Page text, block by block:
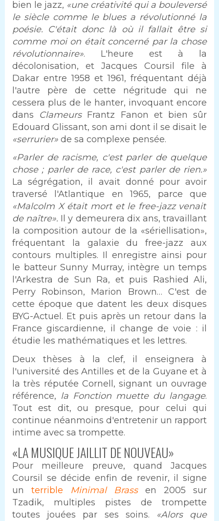
bien le jazz, «une créativité qui a bouleversé
le siècle comme le blues a révolutionné la
poésie. C'était donc là où il fallait être si
comme moi on était concerné par la chose
révolutionnaire». L'heure est à la
décolonisation, et Jacques Coursil file à
Dakar entre 1958 et 1961, fréquentant déjà
l'autre père de cette négritude qui ne
cessera plus de le hanter, invoquant encore
dans ClameursFrantz Fanon et bien sûr
Edouard Glissant, son ami dont il se disait le
«serrurier» de sa complexe pensée.
«Parler de racisme, c'est parler de quelque
chose ; parler de race, c'est parler de rien.»
La ségrégation, il avait donné pour avoir
traversé l'Atlantique en 1965, parce que
«Malcolm X était mort et le free-jazz venait
de naître». Il y demeurera dix ans, travaillant
la composition autour de la «sériellisation»,
fréquentant la galaxie du free-jazz aux
contours multiples. Il enregistre ainsi pour
le batteur Sunny Murray, intègre un temps
l'Arkestra de Sun Ra, et puis Rashied Ali,
Perry Robinson, Marion Brown… C'est de
cette époque que datent les deux disques
BYG-Actuel. Et puis après un retour dans la
France giscardienne, il change de voie : il
étudie les mathématiques et les lettres.
Deux thèses à la clef, il enseignera à
l'université des Antilles et de la Guyane et à
la très réputée Cornell, signant un ouvrage
référence, la Fonction muette du langage.
Tout est dit, ou presque, pour celui qui
continue néanmoins d'entretenir un rapport
intime avec sa trompette.
«LA MUSIQUE JAILLIT DE NOUVEAU»
Pour meilleure preuve, quand Jacques
Coursil se décide enfin de revenir, il signe
un terrible Minimal Brassen 2005 sur
Tzadik, multiples pistes de trompette
toutes jouées par ses soins. «Alors que